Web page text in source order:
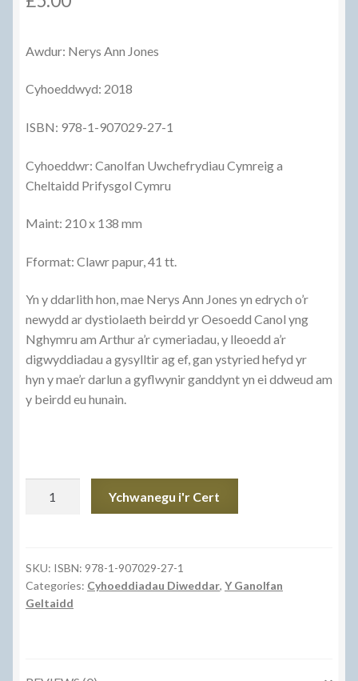
Awdur: Nerys Ann Jones
Cyhoeddwyd: 2018
ISBN: 978-1-907029-27-1
Cyhoeddwr: Canolfan Uwchefrydiau Cymreig a
Cheltaidd Prifysgol Cymru
Maint: 210 x 138 mm
Fformat: Clawr papur, 41 tt.
Yn y ddarlith hon, mae Nerys Ann Jones yn edrych o’r
newydd ar dystiolaeth beirdd yr Oesoedd Canol yng
Nghymru am Arthur a’r cymeriadau, y lleoedd a’r
digwyddiadau a gysylltir ag ef, gan ystyried hefyd yr
hyn y mae’r darlun a gyflwynir ganddynt yn ei ddweud am
y beirdd eu hunain.
Oesoedd
Canol
yng
Ychwanegu i'r Cert
SKU: ISBN: 978-1-907029-27-1
Categories: Cyhoeddiadau Diweddar, Y Ganolfan
Geltaidd